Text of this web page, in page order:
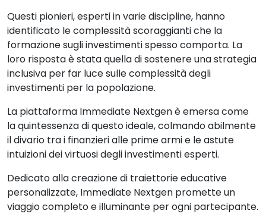
Questi pionieri, esperti in varie discipline, hanno
identificato le complessità scoraggianti che la
formazione sugli investimenti spesso comporta. La
loro risposta è stata quella di sostenere una strategia
inclusiva per far luce sulle complessità degli
investimenti per la popolazione.
La piattaforma Immediate Nextgen è emersa come
la quintessenza di questo ideale, colmando abilmente
il divario tra i finanzieri alle prime armi e le astute
intuizioni dei virtuosi degli investimenti esperti.
Dedicato alla creazione di traiettorie educative
personalizzate, Immediate Nextgen promette un
viaggio completo e illuminante per ogni partecipante.